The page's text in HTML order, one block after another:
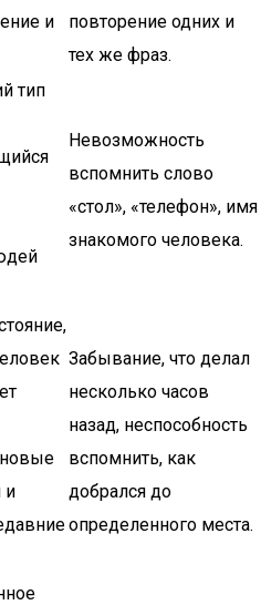
и
повторение одних и
тех же фраз.
тип
Невозможность
вспомнить слово
«стол», «телефон», имя
знакомого человека.
и
Забывание, что делал
несколько часов
назад, неспособность
вспомнить, как
добрался до
определенного места.